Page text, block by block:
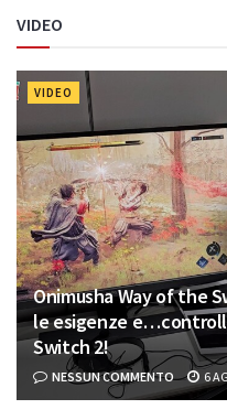
VIDEO
VIDEO
Onimusha Way of the
le esigenze
Switch 2!
NESSUN COMMENTO 6